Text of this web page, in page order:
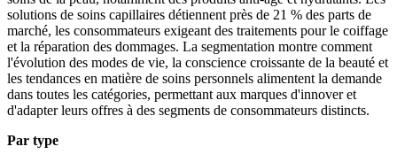
solutions de soins capillaires détiennent près de 21 % des parts de
marché, les consommateurs exigeant des traitements pour le coiffage
et la réparation des dommages. La segmentation montre comment
l'évolution des modes de vie, la conscience croissante de la beauté et
les tendances en matière de soins personnels alimentent la demande
dans toutes les catégories, permettant aux marques d'innover et
d'adapter leurs offres à des segments de consommateurs distincts.
Par type